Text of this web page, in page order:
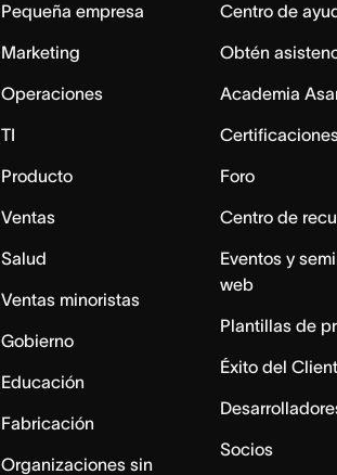
Pequeña empresa
Marketing
Operaciones
TI
Producto
Ventas
Salud
Ventas minoristas
Gobierno
Educación
Fabricación
Organizaciones sin
Centro de
Obtén
Academia
Foro
Centro de
Eventos y
web
Plantillas de
Éxito del
Socios